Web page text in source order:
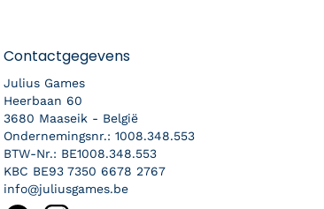
Contactgegevens
Julius Games
Heerbaan 60
3680 Maaseik - België
Ondernemingsnr.: 1008.348.553
BTW-Nr.: BE1008.348.553
KBC BE93 7350 6678 2767
info@juliusgames.be